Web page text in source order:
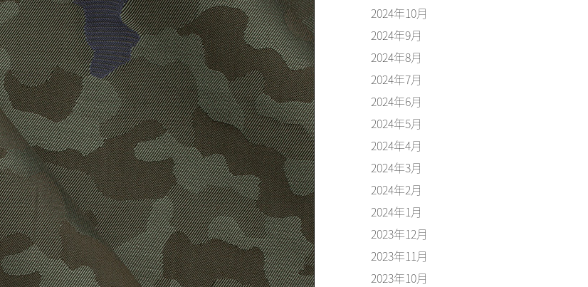
2024年10月
2024年9月
2024年8月
2024年7月
2024年6月
2024年5月
2024年4月
2024年3月
2024年2月
2024年1月
2023年12月
2023年11月
2023年10月